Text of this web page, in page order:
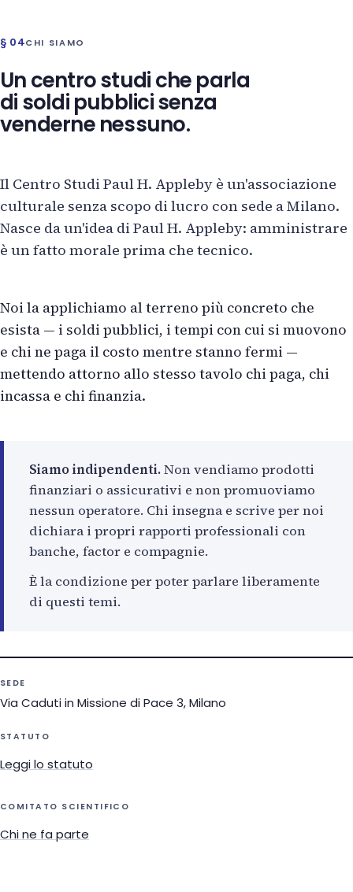
§ 04CHI SIAMO
Un centro studi che parla
di soldi pubblici senza
venderne nessuno.
Il Centro Studi Paul H. Appleby è un'associazione
culturale senza scopo di lucro con sede a Milano.
Nasce da un'idea di Paul H. Appleby: amministrare
è un fatto morale prima che tecnico.
Noi la applichiamo al terreno più concreto che
esista — i soldi pubblici, i tempi con cui si muovono
e chi ne paga il costo mentre stanno fermi —
mettendo attorno allo stesso tavolo chi paga, chi
incassa e chi finanzia.
Siamo indipendenti.Non vendiamo prodotti
finanziari o assicurativi e non promuoviamo
nessun operatore. Chi insegna e scrive per noi
dichiara i propri rapporti professionali con
banche, factor e compagnie.
È la condizione per poter parlare liberamente
di questi temi.
SEDE
Via Caduti in Missione di Pace 3, Milano
STATUTO
Leggi lo statuto
COMITATO SCIENTIFICO
Chi ne fa parte